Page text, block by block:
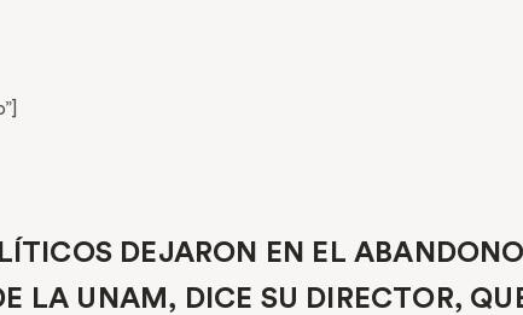
DEJARON EN EL
LA UNAM, DICE SU DIRECTOR,